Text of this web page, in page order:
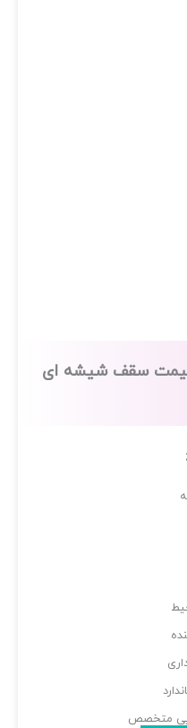
سقف شیشه ای